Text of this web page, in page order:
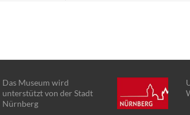
Das Museum wird
unterstützt von der Stadt
Nürnberg